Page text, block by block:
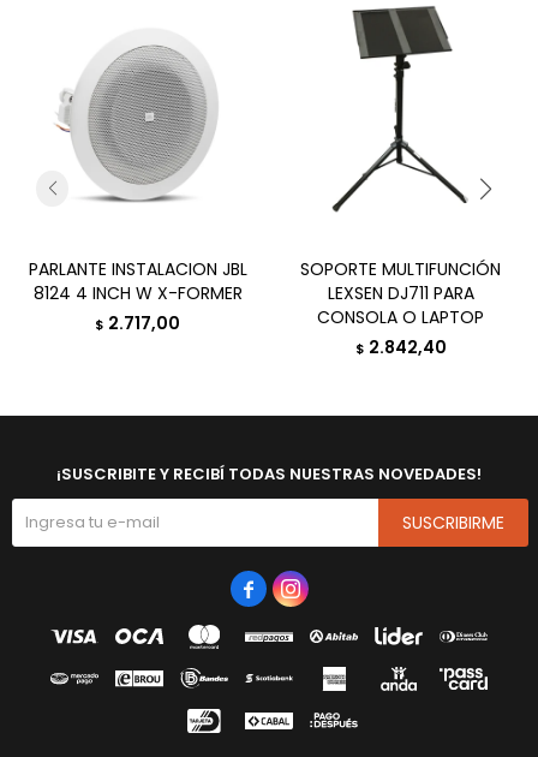
PARLANTE INSTALACION JBL
8124 4 INCH W X-FORMER
$ 2.717,00
SOPORTE MULTIFUNCIÓN
LEXSEN DJ711 PARA
CONSOLA O LAPTOP
$ 2.842,40
¡SUSCRIBITE Y RECIBÍ TODAS NUESTRAS NOVEDADES!
SUSCRIBIRME
 